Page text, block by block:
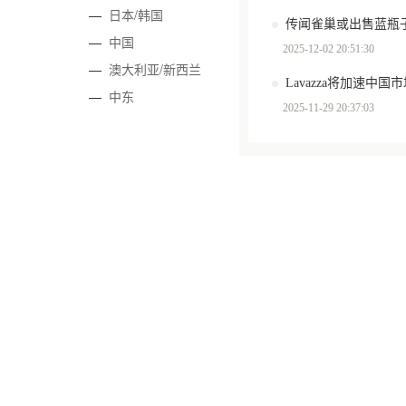
— 日本/韩国
— 中国
— 澳大利亚/新西兰
— 中东
传闻雀巢或出售蓝瓶
2025-12-02 20:51:30
Lavazza将加速中国
2025-11-29 20:37:03